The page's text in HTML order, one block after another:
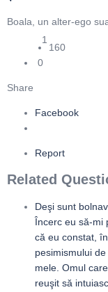
Boala, un alter-ego
1
160
0
Share
Facebook
Report
Related
Deşi sunt
Încerc eu să-mi
că eu constat,
pesimismului
mele. Omul
reuşit să